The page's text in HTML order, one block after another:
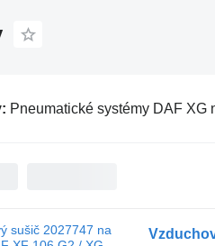
Pneumatické systémy DAF XG